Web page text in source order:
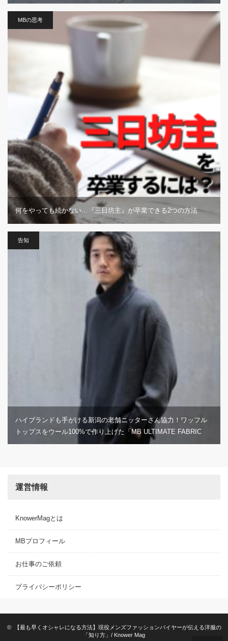
MBの思考
何をやっても続かない…『三日坊主』が卒業できる2つの方法
告知
ハイブランドも手がける新潟の老舗ニッターさん協力！ワッフル
トップスをウール100%で作り上げた「MB ULTIMATE FABRIC
High Twist Extra Fine Merino Wool ワッフルクルーネック&タート
運営情報
KnowerMagとは
MBプロフィール
お仕事のご依頼
プライバシーポリシー
©
【最も早くオシャレになる方法】現役メンズファッションバイヤーが伝える洋服の
「知り方」/ Knower Mag